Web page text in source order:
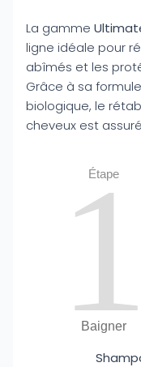
La gamme
ligne idéale pour
abîmés et les
Grâce à sa
biologique, le
cheveux est
Étape
1
Baigner